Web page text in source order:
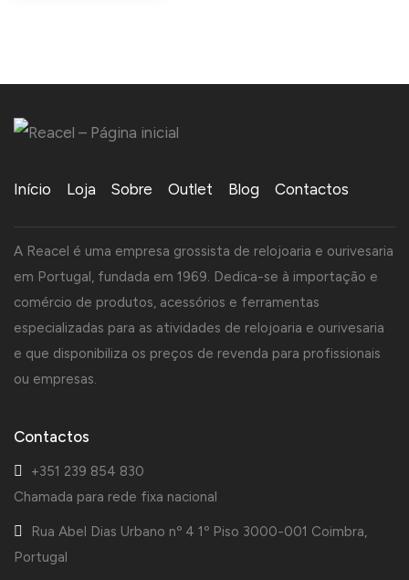
Início Loja Sobre Outlet Blog Contactos
A Reacel é uma empresa grossista de relojoaria e ourivesaria
em Portugal, fundada em 1969. Dedica-se à importação e
comércio de produtos, acessórios e ferramentas
especializadas para as atividades de relojoaria e ourivesaria
e que disponibiliza os preços de revenda para profissionais
ou empresas.
Contactos
+351 239 854 830
Chamada para rede fixa nacional
Rua Abel Dias Urbano nº 4 1º Piso 3000-001 Coimbra,
Portugal